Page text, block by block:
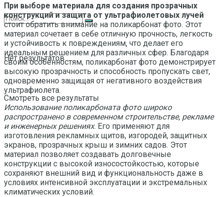
Нет результатов
Смотреть все результаты
При выборе материала для создания прозрачных
конструкций и защита от ультрафиолетовых лучей
стоит обратить внимание на поликарбонат фото. Этот
материал сочетает в себе отличную прочность, легкость
и устойчивость к повреждениям, что делает его
идеальным решением для различных сфер. Благодаря
своим особенностям, поликарбонат фото демонстрирует
высокую прозрачность и способность пропускать свет,
одновременно защищая от негативного воздействия
ультрафиолета.
Использование поликарбоната фото широко
распространено в современном строительстве, рекламе
и инженерных решениях. Его применяют для
изготовления рекламных щитов, изгородей, защитных
экранов, прозрачных крыш и зимних садов. Этот
материал позволяет создавать долговечные
конструкции с высокой износостойкостью, которые
сохраняют внешний вид и функциональность даже в
условиях интенсивной эксплуатации и экстремальных
климатических условий.